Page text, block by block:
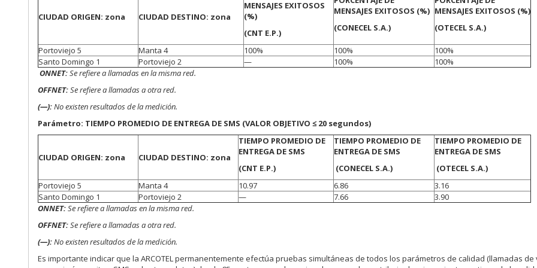
CIUDAD ORIGEN: zona CIUDAD DESTINO: zona
MENSAJES EXITOSOS
(%)
(CNT E.P.)
MENSAJES EXITOSOS (%)
(CONECEL S.A.)
MENSAJES EXITOSOS (%)
(OTECEL S.A.)
Portoviejo 5 Manta 4 100% 100%
100%
Santo Domingo 1
Portoviejo 2 — 100%
100%
ONNET:Se refiere a llamadas en la misma red.
OFFNET:Se refiere a llamadas a otra red.
(—):No existen resultados de la medición.
Parámetro: TIEMPO PROMEDIO DE ENTREGA DE SMS (VALOR OBJETIVO ≤ 20 segundos)
CIUDAD ORIGEN: zona CIUDAD DESTINO: zona
TIEMPO PROMEDIO DE
ENTREGA DE SMS
(CNT E.P.)
TIEMPO PROMEDIO DE
ENTREGA DE SMS
(CONECEL S.A.)
TIEMPO PROMEDIO DE
ENTREGA DE SMS
(OTECEL S.A.)
Portoviejo 5
Manta 4 10.97 6.86
3.16
Santo Domingo 1
Portoviejo 2 — 7.66
3.90
ONNET:Se refiere a llamadas en la misma red.
OFFNET:Se refiere a llamadas a otra red.
(—):No existen resultados de la medición.
Es importante indicar que la ARCOTEL permanentemente efectúa pruebas simultáneas de todos los parámetros de calidad (llamadas de